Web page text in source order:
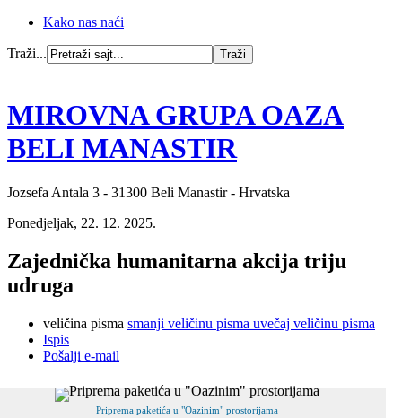
Kako nas naći
Traži...
MIROVNA GRUPA OAZA
BELI MANASTIR
Jozsefa Antala 3 - 31300 Beli Manastir - Hrvatska
Ponedjeljak, 22. 12. 2025.
Zajednička humanitarna akcija triju
udruga
veličina pisma smanji veličinu pisma uvečaj veličinu pisma
Ispis
Pošalji e-mail
Priprema paketića u "Oazinim" prostorijama